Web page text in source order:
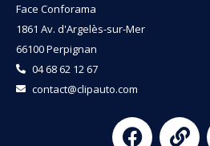
Face Conforama
1861 Av. d'Argelès-sur-Mer
66100 Perpignan
04 68 62 12 67
contact@clipauto.com